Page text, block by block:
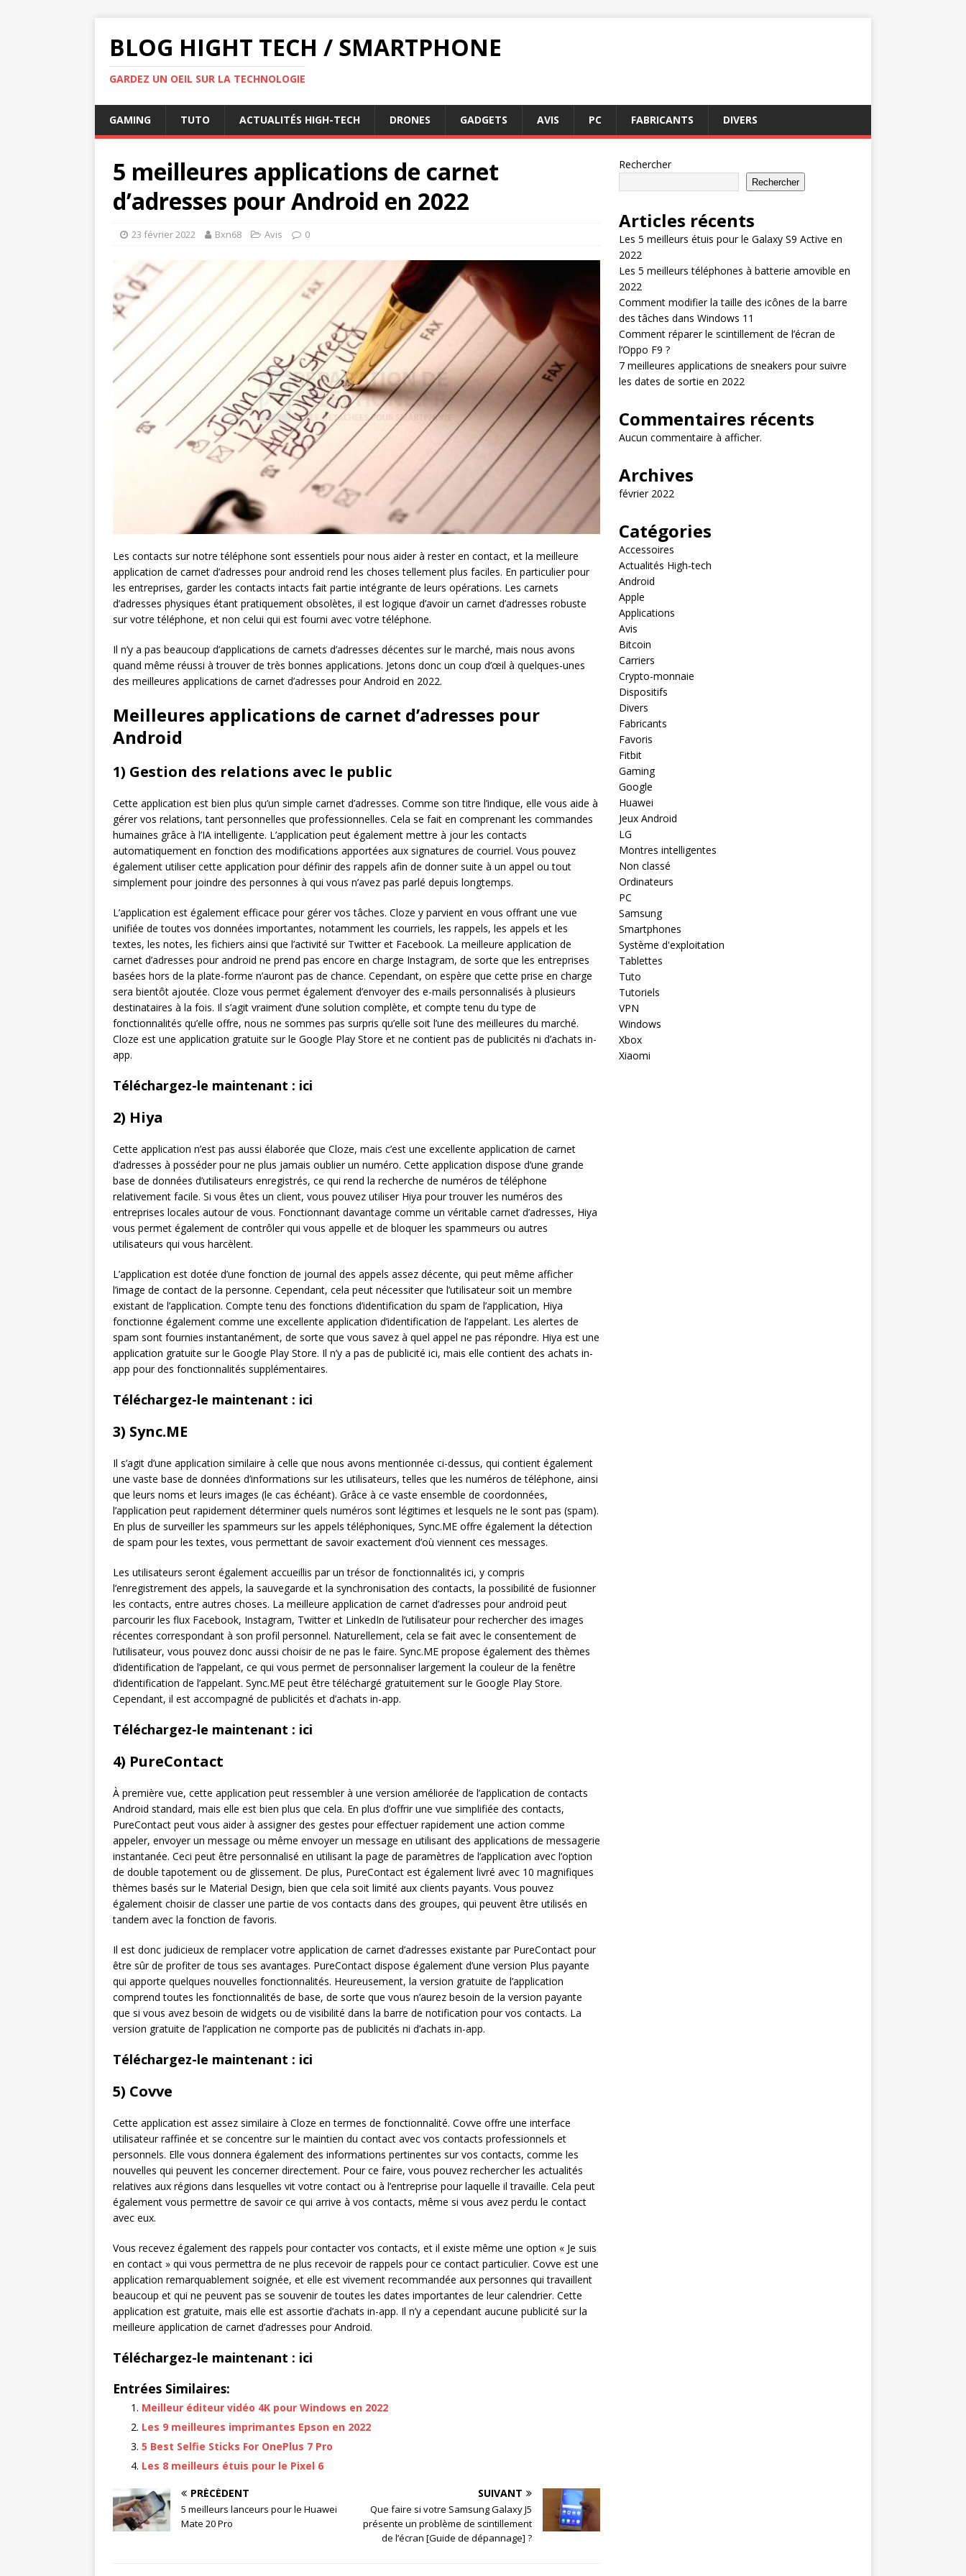
BLOG HIGHT TECH / SMARTPHONE
GARDEZ UN OEIL SUR LA TECHNOLOGIE
GAMING TUTO ACTUALITÉS HIGH-TECH DRONES GADGETS AVIS PC FABRICANTS DIVERS
5 meilleures applications de carnet
d’adresses pour Android en 2022
23 février 2022 Bxn68 Avis 0
Les contacts sur notre téléphone sont essentiels pour nous aider à rester en contact, et la meilleure
application de carnet d’adresses pour android rend les choses tellement plus faciles. En particulier pour
les entreprises, garder les contacts intacts fait partie intégrante de leurs opérations. Les carnets
d’adresses physiques étant pratiquement obsolètes, il est logique d’avoir un carnet d’adresses robuste
sur votre téléphone, et non celui qui est fourni avec votre téléphone.
Il n’y a pas beaucoup d’applications de carnets d’adresses décentes sur le marché, mais nous avons
quand même réussi à trouver de très bonnes applications. Jetons donc un coup d’œil à quelques-unes
des meilleures applications de carnet d’adresses pour Android en 2022.
Meilleures applications de carnet d’adresses pour
Android
1) Gestion des relations avec le public
Cette application est bien plus qu’un simple carnet d’adresses. Comme son titre l’indique, elle vous aide à
gérer vos relations, tant personnelles que professionnelles. Cela se fait en comprenant les commandes
humaines grâce à l’IA intelligente. L’application peut également mettre à jour les contacts
automatiquement en fonction des modifications apportées aux signatures de courriel. Vous pouvez
également utiliser cette application pour définir des rappels afin de donner suite à un appel ou tout
simplement pour joindre des personnes à qui vous n’avez pas parlé depuis longtemps.
L’application est également efficace pour gérer vos tâches. Cloze y parvient en vous offrant une vue
unifiée de toutes vos données importantes, notamment les courriels, les rappels, les appels et les
textes, les notes, les fichiers ainsi que l’activité sur Twitter et Facebook. La meilleure application de
carnet d’adresses pour android ne prend pas encore en charge Instagram, de sorte que les entreprises
basées hors de la plate-forme n’auront pas de chance. Cependant, on espère que cette prise en charge
sera bientôt ajoutée. Cloze vous permet également d’envoyer des e-mails personnalisés à plusieurs
destinataires à la fois. Il s’agit vraiment d’une solution complète, et compte tenu du type de
fonctionnalités qu’elle offre, nous ne sommes pas surpris qu’elle soit l’une des meilleures du marché.
Cloze est une application gratuite sur le Google Play Store et ne contient pas de publicités ni d’achats in-
app.
Téléchargez-le maintenant : ici
2) Hiya
Cette application n’est pas aussi élaborée que Cloze, mais c’est une excellente application de carnet
d’adresses à posséder pour ne plus jamais oublier un numéro. Cette application dispose d’une grande
base de données d’utilisateurs enregistrés, ce qui rend la recherche de numéros de téléphone
relativement facile. Si vous êtes un client, vous pouvez utiliser Hiya pour trouver les numéros des
entreprises locales autour de vous. Fonctionnant davantage comme un véritable carnet d’adresses, Hiya
vous permet également de contrôler qui vous appelle et de bloquer les spammeurs ou autres
utilisateurs qui vous harcèlent.
L’application est dotée d’une fonction de journal des appels assez décente, qui peut même afficher
l’image de contact de la personne. Cependant, cela peut nécessiter que l’utilisateur soit un membre
existant de l’application. Compte tenu des fonctions d’identification du spam de l’application, Hiya
fonctionne également comme une excellente application d’identification de l’appelant. Les alertes de
spam sont fournies instantanément, de sorte que vous savez à quel appel ne pas répondre. Hiya est une
application gratuite sur le Google Play Store. Il n’y a pas de publicité ici, mais elle contient des achats in-
app pour des fonctionnalités supplémentaires.
Téléchargez-le maintenant : ici
3) Sync.ME
Il s’agit d’une application similaire à celle que nous avons mentionnée ci-dessus, qui contient également
une vaste base de données d’informations sur les utilisateurs, telles que les numéros de téléphone, ainsi
que leurs noms et leurs images (le cas échéant). Grâce à ce vaste ensemble de coordonnées,
l’application peut rapidement déterminer quels numéros sont légitimes et lesquels ne le sont pas (spam).
En plus de surveiller les spammeurs sur les appels téléphoniques, Sync.ME offre également la détection
de spam pour les textes, vous permettant de savoir exactement d’où viennent ces messages.
Les utilisateurs seront également accueillis par un trésor de fonctionnalités ici, y compris
l’enregistrement des appels, la sauvegarde et la synchronisation des contacts, la possibilité de fusionner
les contacts, entre autres choses. La meilleure application de carnet d’adresses pour android peut
parcourir les flux Facebook, Instagram, Twitter et LinkedIn de l’utilisateur pour rechercher des images
récentes correspondant à son profil personnel. Naturellement, cela se fait avec le consentement de
l’utilisateur, vous pouvez donc aussi choisir de ne pas le faire. Sync.ME propose également des thèmes
d’identification de l’appelant, ce qui vous permet de personnaliser largement la couleur de la fenêtre
d’identification de l’appelant. Sync.ME peut être téléchargé gratuitement sur le Google Play Store.
Cependant, il est accompagné de publicités et d’achats in-app.
Téléchargez-le maintenant : ici
4) PureContact
À première vue, cette application peut ressembler à une version améliorée de l’application de contacts
Android standard, mais elle est bien plus que cela. En plus d’offrir une vue simplifiée des contacts,
PureContact peut vous aider à assigner des gestes pour effectuer rapidement une action comme
appeler, envoyer un message ou même envoyer un message en utilisant des applications de messagerie
instantanée. Ceci peut être personnalisé en utilisant la page de paramètres de l’application avec l’option
de double tapotement ou de glissement. De plus, PureContact est également livré avec 10 magnifiques
thèmes basés sur le Material Design, bien que cela soit limité aux clients payants. Vous pouvez
également choisir de classer une partie de vos contacts dans des groupes, qui peuvent être utilisés en
tandem avec la fonction de favoris.
Il est donc judicieux de remplacer votre application de carnet d’adresses existante par PureContact pour
être sûr de profiter de tous ses avantages. PureContact dispose également d’une version Plus payante
qui apporte quelques nouvelles fonctionnalités. Heureusement, la version gratuite de l’application
comprend toutes les fonctionnalités de base, de sorte que vous n’aurez besoin de la version payante
que si vous avez besoin de widgets ou de visibilité dans la barre de notification pour vos contacts. La
version gratuite de l’application ne comporte pas de publicités ni d’achats in-app.
Téléchargez-le maintenant : ici
5) Covve
Cette application est assez similaire à Cloze en termes de fonctionnalité. Covve offre une interface
utilisateur raffinée et se concentre sur le maintien du contact avec vos contacts professionnels et
personnels. Elle vous donnera également des informations pertinentes sur vos contacts, comme les
nouvelles qui peuvent les concerner directement. Pour ce faire, vous pouvez rechercher les actualités
relatives aux régions dans lesquelles vit votre contact ou à l’entreprise pour laquelle il travaille. Cela peut
également vous permettre de savoir ce qui arrive à vos contacts, même si vous avez perdu le contact
avec eux.
Vous recevez également des rappels pour contacter vos contacts, et il existe même une option « Je suis
en contact » qui vous permettra de ne plus recevoir de rappels pour ce contact particulier. Covve est une
application remarquablement soignée, et elle est vivement recommandée aux personnes qui travaillent
beaucoup et qui ne peuvent pas se souvenir de toutes les dates importantes de leur calendrier. Cette
application est gratuite, mais elle est assortie d’achats in-app. Il n’y a cependant aucune publicité sur la
meilleure application de carnet d’adresses pour Android.
Téléchargez-le maintenant : ici
Entrées Similaires:
Meilleur éditeur vidéo 4K pour Windows en 2022
Les 9 meilleures imprimantes Epson en 2022
5 Best Selfie Sticks For OnePlus 7 Pro
Les 8 meilleurs étuis pour le Pixel 6
PRÉCÉDENT
5 meilleurs lanceurs pour le Huawei
Mate 20 Pro
SUIVANT
Que faire si votre Samsung Galaxy J5
présente un problème de scintillement
de l’écran [Guide de dépannage] ?
Rechercher
Rechercher
Articles récents
Les 5 meilleurs étuis pour le Galaxy S9 Active en
2022
Les 5 meilleurs téléphones à batterie amovible en
2022
Comment modifier la taille des icônes de la barre
des tâches dans Windows 11
Comment réparer le scintillement de l’écran de
l’Oppo F9 ?
7 meilleures applications de sneakers pour suivre
les dates de sortie en 2022
Commentaires récents
Aucun commentaire à afficher.
Archives
février 2022
Catégories
Accessoires
Actualités High-tech
Android
Apple
Applications
Avis
Bitcoin
Carriers
Crypto-monnaie
Dispositifs
Divers
Fabricants
Favoris
Fitbit
Gaming
Google
Huawei
Jeux Android
LG
Montres intelligentes
Non classé
Ordinateurs
PC
Samsung
Smartphones
Système d'exploitation
Tablettes
Tuto
Tutoriels
VPN
Windows
Xbox
Xiaomi